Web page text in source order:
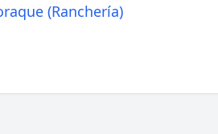
(Ranchería)